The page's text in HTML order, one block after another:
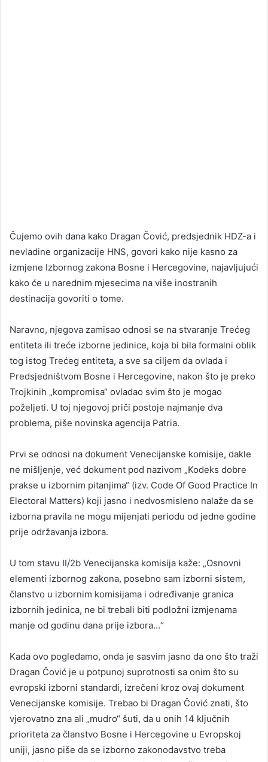
Čujemo ovih dana kako Dragan Čović, predsjednik HDZ-a i
nevladine organizacije HNS, govori kako nije kasno za
izmjene Izbornog zakona Bosne i Hercegovine, najavljujući
kako će u narednim mjesecima na više inostranih
destinacija govoriti o tome.
Naravno, njegova zamisao odnosi se na stvaranje Trećeg
entiteta ili treće izborne jedinice, koja bi bila formalni oblik
tog istog Trećeg entiteta, a sve sa ciljem da ovlada i
Predsjedništvom Bosne i Hercegovine, nakon što je preko
Trojkinih „kompromisa“ ovladao svim što je mogao
poželjeti. U toj njegovoj priči postoje najmanje dva
problema, piše novinska agencija Patria.
Prvi se odnosi na dokument Venecijanske komisije, dakle
ne mišljenje, već dokument pod nazivom „Kodeks dobre
prakse u izbornim pitanjima“ (izv. Code Of Good Practice In
Electoral Matters) koji jasno i nedvosmisleno nalaže da se
izborna pravila ne mogu mijenjati periodu od jedne godine
prije održavanja izbora.
U tom stavu II/2b Venecijanska komisija kaže: „Osnovni
elementi izbornog zakona, posebno sam izborni sistem,
članstvo u izbornim komisijama i određivanje granica
izbornih jedinica, ne bi trebali biti podložni izmjenama
manje od godinu dana prije izbora…“
Kada ovo pogledamo, onda je sasvim jasno da ono što traži
Dragan Čović je u potpunoj suprotnosti sa onim što su
evropski izborni standardi, izrečeni kroz ovaj dokument
Venecijanske komisije. Trebao bi Dragan Čović znati, što
vjerovatno zna ali „mudro“ šuti, da u onih 14 ključnih
prioriteta za članstvo Bosne i Hercegovine u Evropskoj
uniji, jasno piše da se izborno zakonodavstvo treba